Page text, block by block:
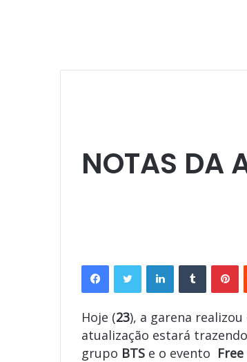
NOTAS DA
FacebookTwitter LinkedinTumblr
Hoje (23), a garena
atualização estará
grupo BTS e o evento